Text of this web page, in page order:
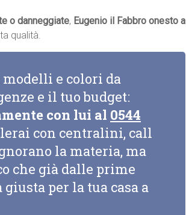
o danneggiate, Eugenio il Fabbro onesto a
qualità.
e colori da
e il tuo budget:
con lui al 0544
con centralini, call
la materia, ma
che già dalle prime
per la tua casa a